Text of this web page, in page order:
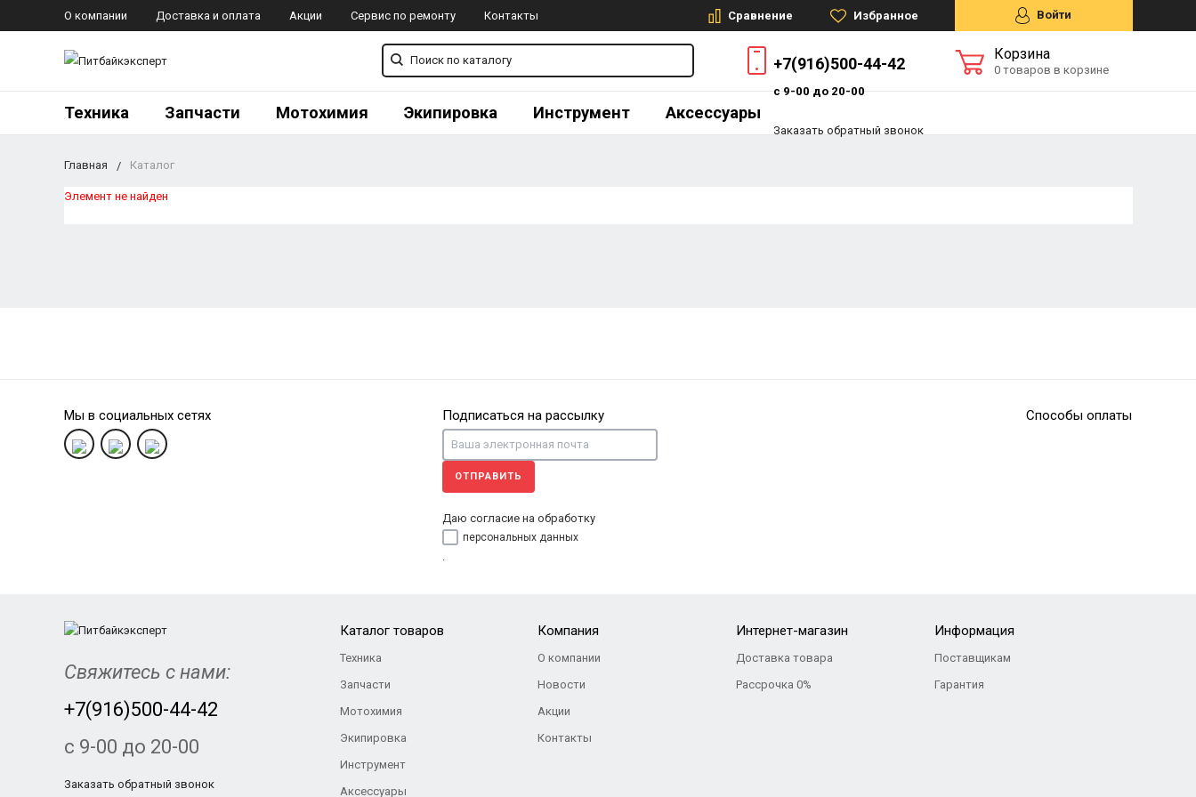
О компании Доставка и оплата Акции Сервис по ремонту Контакты Сравнение Избранное Войти
+7(916)500-44-42
с 9-00 до 20-00
Заказать обратный звонок
Корзина
0 товаров в корзине
Техника Запчасти Мотохимия Экипировка Инструмент Аксессуары
Главная Каталог
Элемент не найден
Мы в социальных сетях Подписаться на рассылку
ОТПРАВИТЬ
Даю согласие на обработку
персональных данных
Способы оплаты
Свяжитесь с нами:
+7(916)500-44-42
с 9-00 до 20-00
Заказать обратный звонок
Каталог товаров
Техника
Запчасти
Мотохимия
Экипировка
Инструмент
Аксессуары
Компания
О компании
Новости
Акции
Контакты
Интернет-магазин
Доставка товара
Рассрочка 0%
Информация
Поставщикам
Гарантия